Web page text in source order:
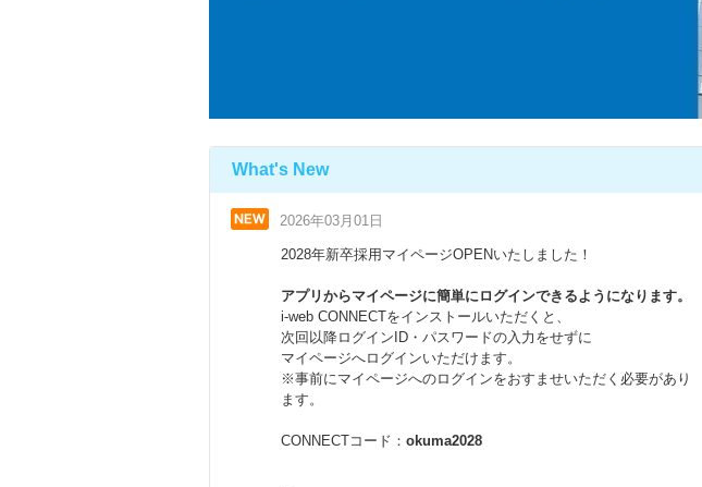
What's New
2026年03月01日
2028年新卒採用マイページOPENいたしました！
アプリからマイページに簡単にログインできるようになります。
i-web CONNECTをインストールいただくと、
次回以降ログインID・パスワードの入力をせずに
マイページへログインいただけます。
※事前にマイページへのログインをおすませいただく必要があり
ます。
CONNECTコード： okuma2028